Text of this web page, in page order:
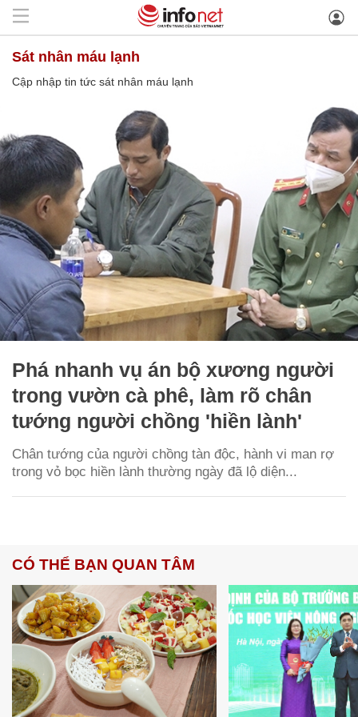
sát nhân máu lạnh
Cập nhập tin tức sát nhân máu lạnh
Phá nhanh vụ án bộ xương người
trong vườn cà phê, làm rõ chân
tướng người chồng 'hiền lành'
Chân tướng của người chồng tàn độc, hành vi man rợ
trong vỏ bọc hiền lành thường ngày đã lộ diện...
CÓ THỂ BẠN QUAN TÂM